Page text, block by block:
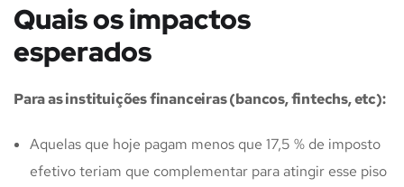
Quais os impactos
esperados
Para as instituições financeiras (bancos, fintechs, etc):
Aquelas que hoje pagam menos que 17,5 % de imposto
efetivo teriam que complementar para atingir esse piso